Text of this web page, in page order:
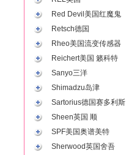
Red Devil美国红魔鬼
Retsch德国
Rheo美国流变传感器
Reichert美国 籁科特
Sanyo三洋
Shimadzu岛津
Sartorius德国赛多利斯
Sheen英国 顺
SPF美国奥谱美特
Sherwood英国舍吾